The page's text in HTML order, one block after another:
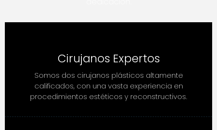
Cirujanos Expertos
Somos dos cirujanos plásticos altamente
calificados, con una vasta experiencia en
procedimientos estéticos y reconstructivos.